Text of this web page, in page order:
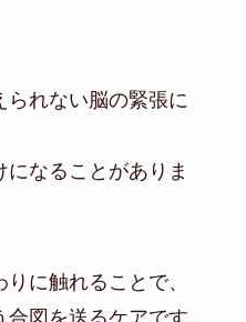
られない脳の緊張に
なることがありま
に触れることで、
図を送るケアです。